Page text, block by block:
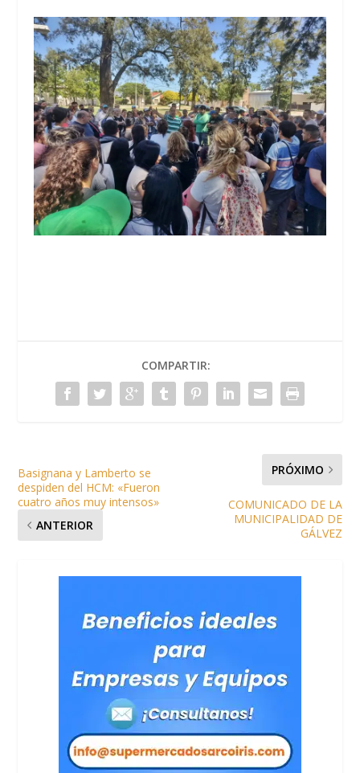
COMPARTIR:
Basignana y Lamberto se
despiden del HCM: «Fueron
cuatro años muy intensos»
ANTERIOR
PRÓXIMO
COMUNICADO DE LA
MUNICIPALIDAD DE
GÁLVEZ